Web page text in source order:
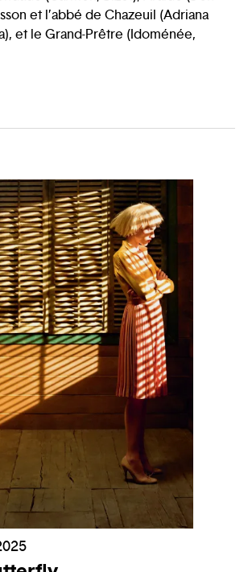
et l’abbé de Chazeuil (Adriana
et le Grand-Prêtre (Idoménée,